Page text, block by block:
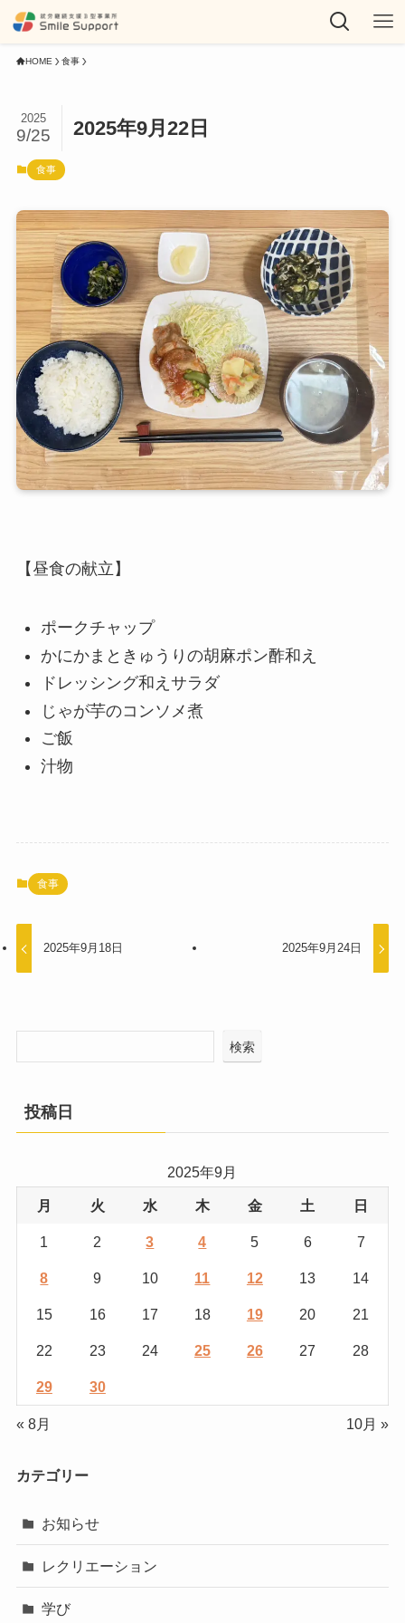
HOME 食事
2025年9月22日
2025
9/25
食事
【昼食の献立】
ポークチャップ
かにかまときゅうりの胡麻ポン酢和え
ドレッシング和えサラダ
じゃが芋のコンソメ煮
ご飯
汁物
食事
2025年9月18日 2025年9月24日
検索
投稿日
2025年9月
月 火 水 木 金 土 日
1 2 3 4 5 6 7
8 9 10 11 12 13 14
15 16 17 18 19 20 21
22 23 24 25 26 27 28
29 30
« 8月 10月 »
カテゴリー
お知らせ
レクリエーション
学び